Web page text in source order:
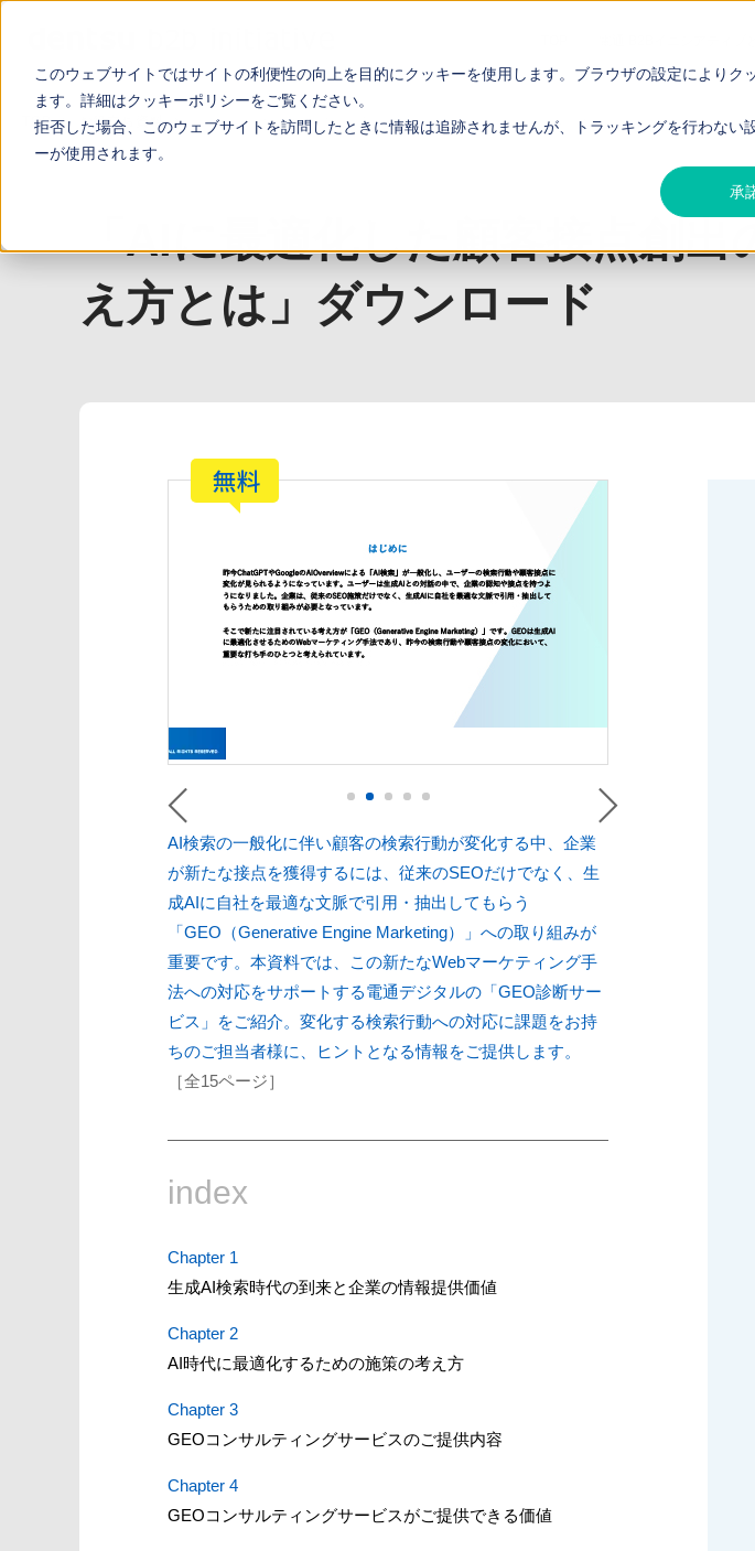
このウェブサイトではサイトの利便性の向上を目的にクッキーを使用します。ブラウザの設定によりク
ます。詳細はクッキーポリシーをご覧ください。
拒否した場合、このウェブサイトを訪問したときに情報は追跡されませんが、トラッキングを行わない
ーが使用されます。
承
TOP お役立ち資料 「AIに最適化した顧客接点創出のために、 企業が意識すべき考え方とは」ダウンロード
「AIに最適化した顧客接点創
え方とは」ダウンロード
AI検索の一般化に伴い顧客の検索行動が変化する中、企業
が新たな接点を獲得するには、従来のSEOだけでなく、生
成AIに自社を最適な文脈で引用・抽出してもらう
「GEO（Generative Engine Marketing）」への取り組みが
重要です。本資料では、この新たなWebマーケティング手
法への対応をサポートする電通デジタルの「GEO診断サー
ビス」をご紹介。変化する検索行動への対応に課題をお持
ちのご担当者様に、ヒントとなる情報をご提供します。
［全15ページ］
index
Chapter 1
生成AI検索時代の到来と企業の情報提供価値
Chapter 2
AI時代に最適化するための施策の考え方
Chapter 3
GEOコンサルティングサービスのご提供内容
Chapter 4
GEOコンサルティングサービスがご提供できる価値